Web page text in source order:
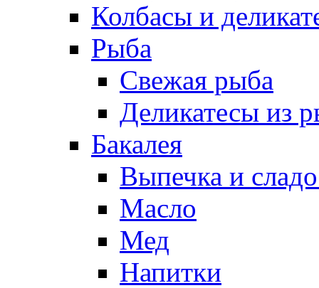
Колбасы и
Рыба
Свежая рыба
Деликатесы из
Бакалея
Выпечка и
Масло
Мед
Напитки